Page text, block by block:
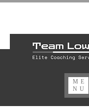
ME
NU